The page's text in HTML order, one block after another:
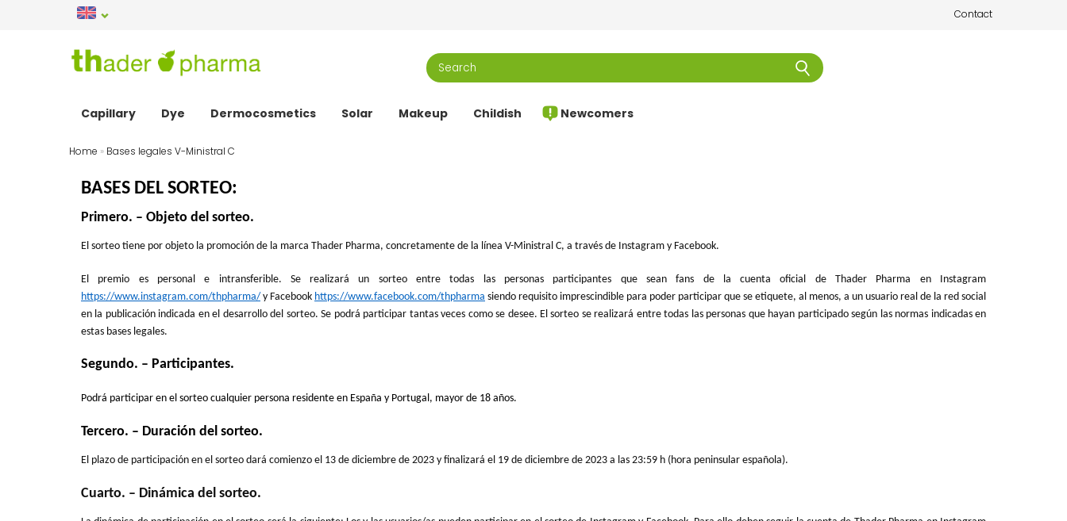
Contact
Capillary Dye Dermocosmetics Solar Makeup Childish Newcomers
Home » Bases legales V-Ministral C
BASES DEL SORTEO:
Primero. – Objeto del sorteo.
El sorteo tiene por objeto la promoción de la marca Thader Pharma, concretamente de la línea V-Ministral C, a través de Instagram y Facebook.
El premio es personal e intransferible. Se realizará un sorteo entre todas las personas participantes que sean fans de la cuenta oficial de Thader Pharma en Instagram
https://www.instagram.com/thpharma/ y Facebook https://www.facebook.com/thpharma siendo requisito imprescindible para poder participar que se etiquete, al menos, a un usuario real de la red social
en la publicación indicada en el desarrollo del sorteo. Se podrá participar tantas veces como se desee. El sorteo se realizará entre todas las personas que hayan participado según las normas indicadas en
estas bases legales.
Segundo. – Participantes.
Podrá participar en el sorteo cualquier persona residente en España y Portugal, mayor de 18 años.
Tercero. – Duración del sorteo.
El plazo de participación en el sorteo dará comienzo el 13 de diciembre de 2023 y finalizará el 19 de diciembre de 2023 a las 23:59 h (hora peninsular española).
Cuarto. – Dinámica del sorteo.